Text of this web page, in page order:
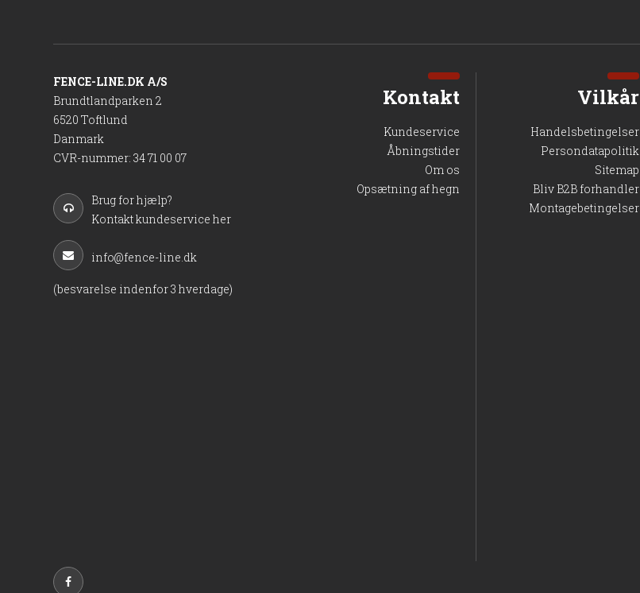
FENCE-LINE.DK A/S
Brundtlandparken 2
6520 Toftlund
Danmark
CVR-nummer: 34 71 00 07
Brug for hjælp?
Kontakt kundeservice her
info@fence-line.dk
(besvarelse indenfor 3 hverdage)
Kontakt
Kundeservice
Åbningstider
Om os
Opsætning af hegn
Vilkår
Handelsbetingelser
Persondatapolitik
Sitemap
Bliv B2B forhandler
Montagebetingelser